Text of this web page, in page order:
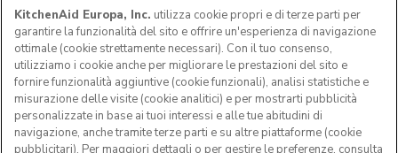
SEGUICI
KitchenAid Europa, Inc. utilizza cookie propri e di terze parti per
garantire la funzionalità del sito e offrire un'esperienza di navigazione
ottimale (cookie strettamente necessari). Con il tuo consenso,
utilizziamo i cookie anche per migliorare le prestazioni del sito e
fornire funzionalità aggiuntive (cookie funzionali), analisi statistiche e
misurazione delle visite (cookie analitici) e per mostrarti pubblicità
personalizzate in base ai tuoi interessi e alle tue abitudini di
navigazione, anche tramite terze parti e su altre piattaforme (cookie